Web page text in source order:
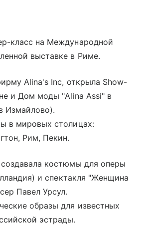
класс на Международной
выставке в Риме.
Alina's Inc, открыла Show-
и Дом моды "Alina Assi" в
Измайлово).
в мировых столицах:
Рим, Пекин.
костюмы для оперы
и спектакля "Женщина
Павел Урсул.
образы для известных
эстрады.